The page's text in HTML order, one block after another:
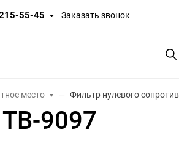
55-45 Заказать звонок
место Фильтр нулевого
9097